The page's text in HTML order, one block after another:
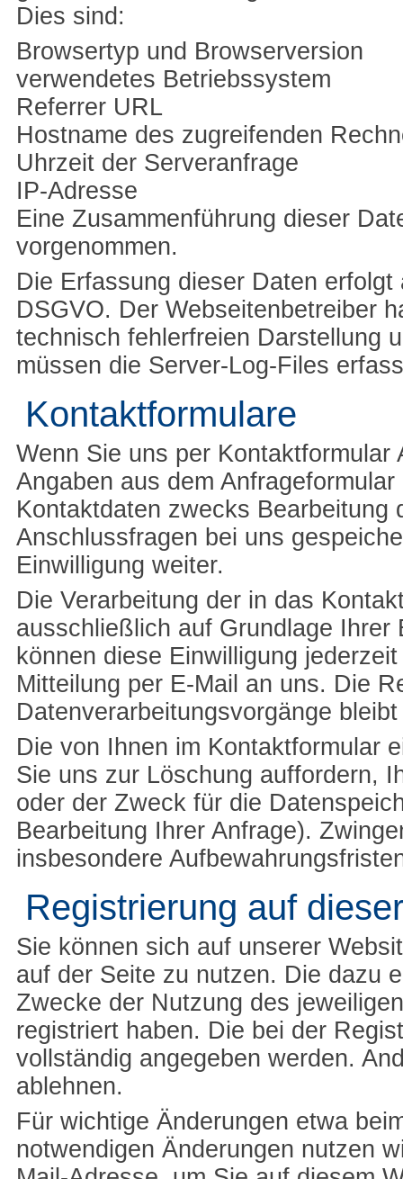
Dies sind:
Browsertyp und Browserversion
verwendetes Betriebssystem
Referrer URL
Hostname des zugreifenden
Uhrzeit der Serveranfrage
IP-Adresse
Eine Zusammenführung dieser
vorgenommen.
Die Erfassung dieser Daten
DSGVO. Der Webseitenbetreiber
technisch fehlerfreien Darstellung
müssen die Server-Log-Files
Kontaktformulare
Wenn Sie uns per
Angaben aus dem
Kontaktdaten zwecks Bearbeitung
Anschlussfragen bei uns
Einwilligung weiter.
Die Verarbeitung der in das
ausschließlich auf Grundlage
können diese Einwilligung
Mitteilung per E-Mail an uns. Die
Datenverarbeitungsvorgänge
Die von Ihnen im Kontaktformular
Sie uns zur Löschung auffordern,
oder der Zweck für die
Bearbeitung Ihrer Anfrage).
insbesondere
Registrierung auf
Sie können sich auf unserer
auf der Seite zu nutzen. Die dazu
Zwecke der Nutzung des
registriert haben. Die bei der
vollständig angegeben werden.
ablehnen.
Für wichtige Änderungen etwa
notwendigen Änderungen nutzen